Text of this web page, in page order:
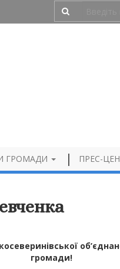
ГРОМАДИ ПРЕС-
громади!